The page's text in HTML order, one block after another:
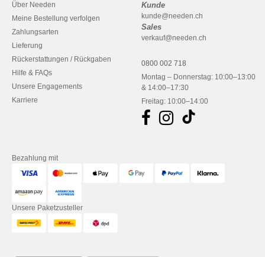
Über Needen
Meine Bestellung verfolgen
Zahlungsarten
Lieferung
Rückerstattungen / Rückgaben
Hilfe & FAQs
Unsere Engagements
Karriere
Kunde
kunde@needen.ch
Sales
verkauf@needen.ch
0800 002 718
Montag – Donnerstag: 10:00–13:00
& 14:00–17:30
Freitag: 10:00–14:00
Bezahlung mit
Unsere Paketzusteller